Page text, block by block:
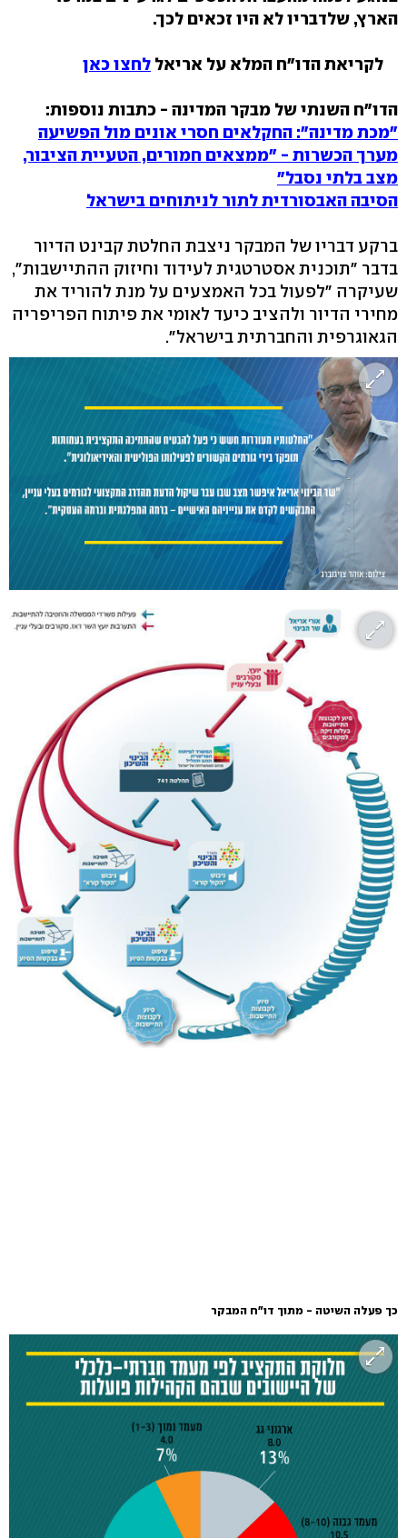
הארץ, שלדבריו לא היו זכאים לכך.
לקריאת הדו"ח המלא על אריאל לחצו כאן
הדו"ח השנתי של מבקר המדינה - כתבות נוספות:
"מכת מדינה": החקלאים חסרי אונים מול הפשיעה
מערך הכשרות - "ממצאים חמורים, הטעיית הציבור,
מצב בלתי נסבל"
הסיבה האבסורדית לתור לניתוחים בישראל
ברקע דבריו של המבקר ניצבת החלטת קבינט הדיור
בדבר "תוכנית אסטרטגית לעידוד וחיזוק ההתיישבות",
שעיקרה "לפעול בכל האמצעים על מנת להוריד את
מחירי הדיור ולהציב כיעד לאומי את פיתוח הפריפריה
הגאוגרפית והחברתית בישראל".
כך פעלה השיטה - מתוך דו"ח המבקר